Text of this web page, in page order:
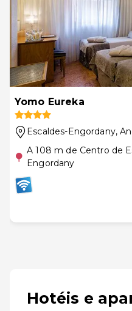
Yomo Eureka
Escaldes-Engordany,
A 108 m de Centro de
Engordany
Hotéis e